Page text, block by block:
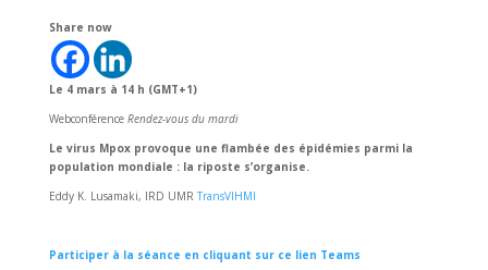
Share now
Le 4 mars à 14 h (GMT+1)
Webconférence Rendez-vous du mardi
Le virus Mpox provoque une flambée des épidémies parmi la
population mondiale : la riposte s’organise.
Eddy K. Lusamaki, IRD UMRTransVIHMI
Participer à la séance en cliquant sur ce lien Teams